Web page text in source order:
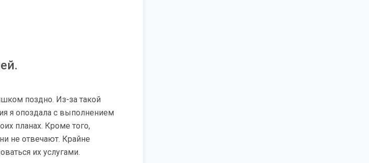
поздно. Из-за такой
я опоздала с выполнением
планах. Кроме того,
не отвечают. Крайне
их услугами.